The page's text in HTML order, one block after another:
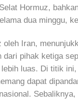
Hormuz,
dua minggu,
Iran,
pihak ketiga
luas. Di titik
dapat